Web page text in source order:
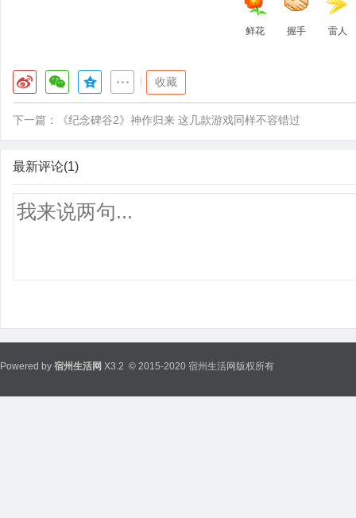
鲜花 握手 雷人
收藏
下一篇： 《纪念碑谷2》神作归来 这几款游戏同样不容错过
最新评论(1)
Powered by 宿州生活网 X3.2 © 2015-2020 宿州生活网版权所有